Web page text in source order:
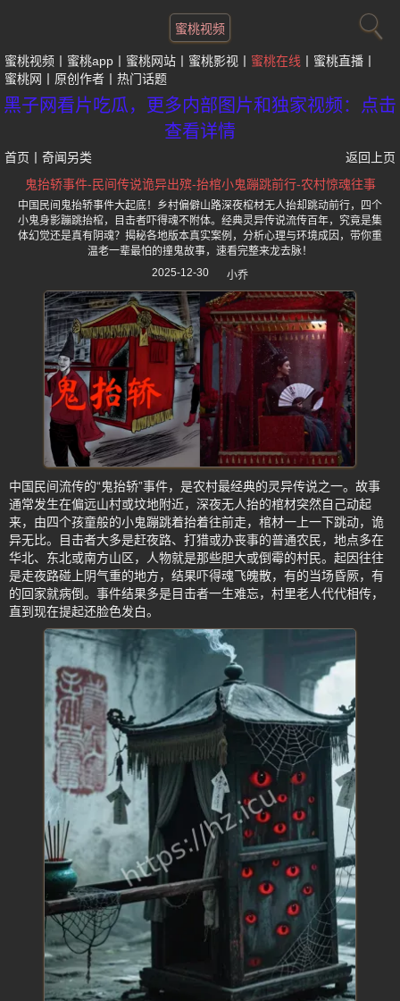
蜜桃视频
蜜桃视频 蜜桃app 蜜桃网站 蜜桃影视 蜜桃在线
蜜桃直播
蜜桃网
原创作者 热门话题
黑子网看片吃瓜，更多内部图片和独家视频：点击
查看详情
首页 奇闻另类
返回上页
鬼抬轿事件-民间传说诡异出殡-抬棺小鬼蹦跳前行-农村惊魂往事
中国民间鬼抬轿事件大起底！乡村偏僻山路深夜棺材无人抬却跳动前行，四个
小鬼身影蹦跳抬棺，目击者吓得魂不附体。经典灵异传说流传百年，究竟是集
体幻觉还是真有阴魂？揭秘各地版本真实案例，分析心理与环境成因，带你重
温老一辈最怕的撞鬼故事，速看完整来龙去脉！
2025-12-30
小乔
中国民间流传的“鬼抬轿”事件，是农村最经典的灵异传说之一。故事
通常发生在偏远山村或坟地附近，深夜无人抬的棺材突然自己动起
来，由四个孩童般的小鬼蹦跳着抬着往前走，棺材一上一下跳动，诡
异无比。目击者大多是赶夜路、打猎或办丧事的普通农民，地点多在
华北、东北或南方山区，人物就是那些胆大或倒霉的村民。起因往往
是走夜路碰上阴气重的地方，结果吓得魂飞魄散，有的当场昏厥，有
的回家就病倒。事件结果多是目击者一生难忘，村里老人代代相传，
直到现在提起还脸色发白。